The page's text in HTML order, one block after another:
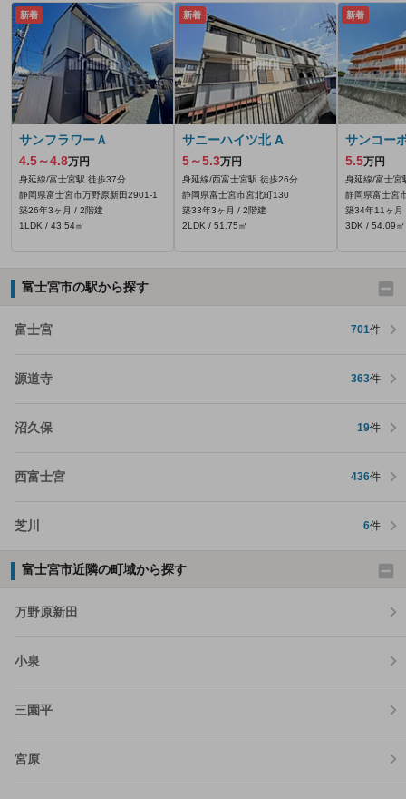
新着
サンフラワーＡ
4.5～4.8万円
身延線/富士宮駅 徒歩37分
静岡県富士宮市万野原新田2901‐1
築26年3ヶ月 / 2階建
1LDK / 43.54㎡
新着
サニーハイツ北 A
5～5.3万円
身延線/西富士宮駅 徒歩26分
静岡県富士宮市宮北町130
築33年3ヶ月 / 2階建
2LDK / 51.75㎡
新着
サンコー
5.5万円
身延線/富士宮
静岡県富士宮
築34年11ヶ月
3DK / 54.09㎡
富士宮市の駅から探す
富士宮 701件
源道寺 363件
沼久保 19件
西富士宮 436件
芝川 6件
富士宮市近隣の町域から探す
万野原新田
小泉
三園平
宮原